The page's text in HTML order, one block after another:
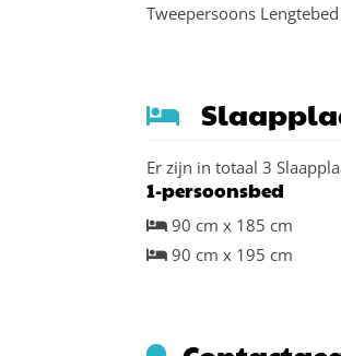
Tweepersoons Lengtebed
Er zijn in totaal 3
1-persoonsbed
90 cm x 185 cm
90 cm x 195 cm